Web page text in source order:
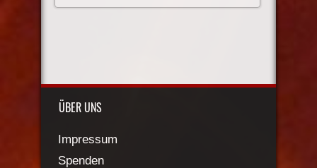
ÜBER UNS
Impressum
Spenden